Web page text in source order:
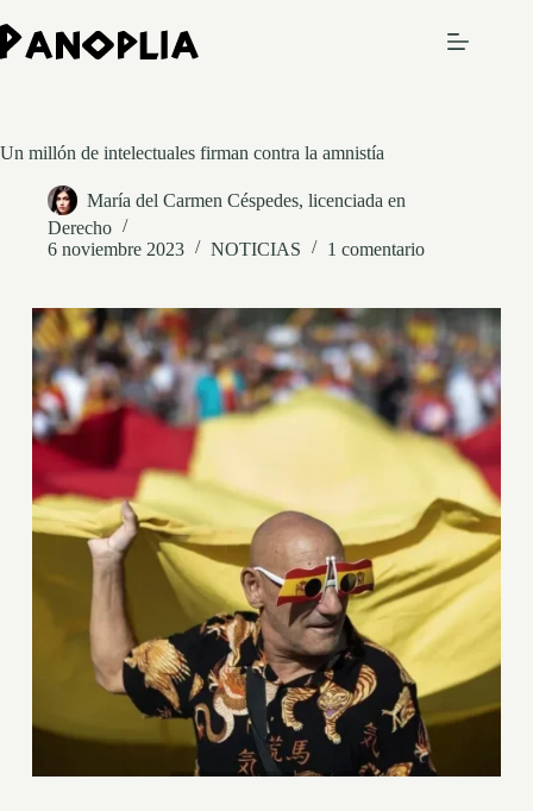
al
contenido
Un millón de intelectuales firman contra la amnistía
María del Carmen Céspedes, licenciada en
Derecho
6 noviembre 2023
NOTICIAS 1 comentario